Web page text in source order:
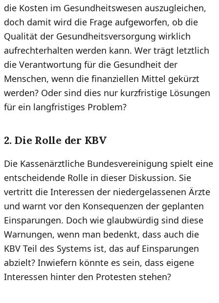
die Kosten im Gesundheitswesen auszugleichen,
doch damit wird die Frage aufgeworfen, ob die
Qualität der Gesundheitsversorgung wirklich
aufrechterhalten werden kann. Wer trägt letztlich
die Verantwortung für die Gesundheit der
Menschen, wenn die finanziellen Mittel gekürzt
werden? Oder sind dies nur kurzfristige Lösungen
für ein langfristiges Problem?
2. Die Rolle der KBV
Die Kassenärztliche Bundesvereinigung spielt eine
entscheidende Rolle in dieser Diskussion. Sie
vertritt die Interessen der niedergelassenen Ärzte
und warnt vor den Konsequenzen der geplanten
Einsparungen. Doch wie glaubwürdig sind diese
Warnungen, wenn man bedenkt, dass auch die
KBV Teil des Systems ist, das auf Einsparungen
abzielt? Inwiefern könnte es sein, dass eigene
Interessen hinter den Protesten stehen?